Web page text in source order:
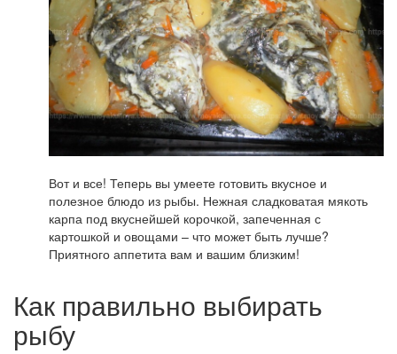
Вот и все! Теперь вы умеете готовить вкусное и
полезное блюдо из рыбы. Нежная сладковатая мякоть
карпа под вкуснейшей корочкой, запеченная с
картошкой и овощами – что может быть лучше?
Приятного аппетита вам и вашим близким!
Как правильно выбирать
рыбу